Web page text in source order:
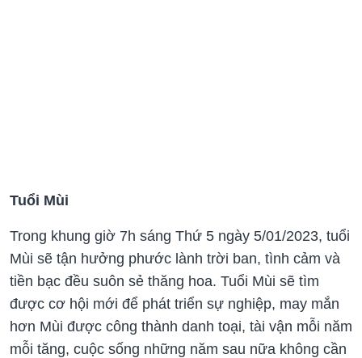
Tuổi Mùi
Trong khung giờ 7h sáng Thứ 5 ngày 5/01/2023, tuổi
Mùi sẽ tận hưởng phước lành trời ban, tình cảm và
tiền bạc đều suôn sẻ thăng hoa. Tuổi Mùi sẽ tìm
được cơ hội mới để phát triển sự nghiệp, may mắn
hơn Mùi được công thành danh toại, tài vận mỗi năm
mỗi tăng, cuộc sống những năm sau nữa không cần